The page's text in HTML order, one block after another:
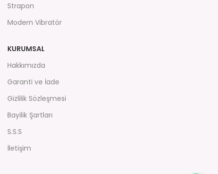
Strapon
Modern Vibratör
KURUMSAL
Hakkımızda
Garanti ve İade
Gizlilik Sözleşmesi
Bayilik Şartları
S.S.S
İletişim